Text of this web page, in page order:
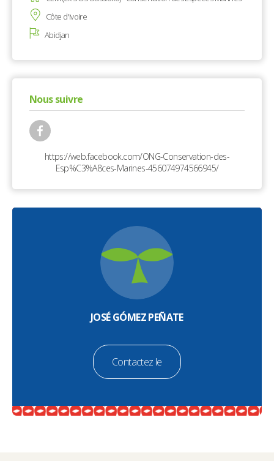
Côte d'Ivoire
Abidjan
Nous suivre
https://web.facebook.com/ONG-Conservation-des-
Esp%C3%A8ces-Marines-456074974566945/
JOSÉ GÓMEZ PEÑATE
Contactez le